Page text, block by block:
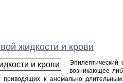
жидкости и крови
Эпилептический
возникающее
приводящих к аномально